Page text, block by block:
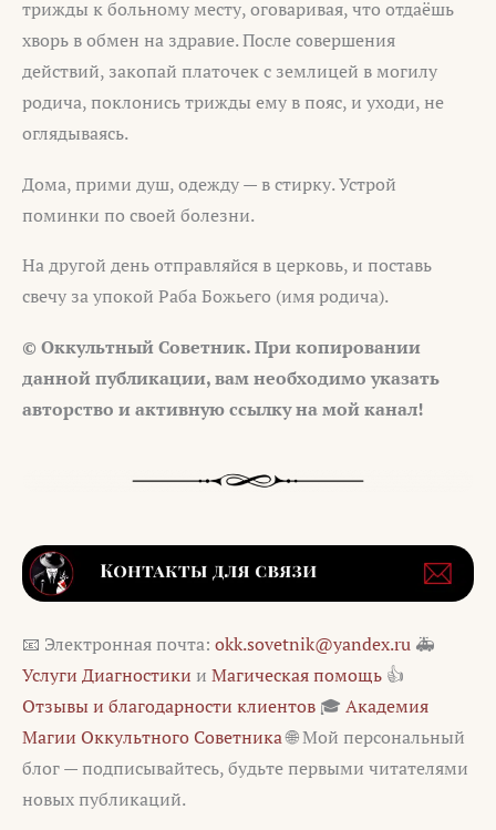
трижды к больному месту, оговаривая, что отдаёшь
хворь в обмен на здравие. После совершения
действий, закопай платочек с землицей в могилу
родича, поклонись трижды ему в пояс, и уходи, не
оглядываясь.
Дома, прими душ, одежду — в стирку. Устрой
поминки по своей болезни.
На другой день отправляйся в церковь, и поставь
свечу за упокой Раба Божьего (имя родича).
© Оккультный Советник. При копировании
данной публикации, вам необходимо указать
авторство и активную ссылку на мой канал!
📧 Электронная почта: okk.sovetnik@yandex.ru 🚑
Услуги Диагностики и Магическая помощь 👍
Отзывы и благодарности клиентов 🎓 Академия
Магии Оккультного Советника🌐 Мой персональный
блог — подписывайтесь, будьте первыми читателями
новых публикаций.